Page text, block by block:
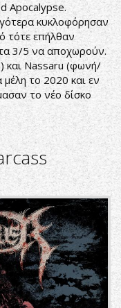
Apocalypse.
κυκλοφόρησαν
τότε επήλθαν
τα 3/5 να αποχωρούν.
και Nassaru (φωνή/
το 2020 και εν
το νέο δίσκο